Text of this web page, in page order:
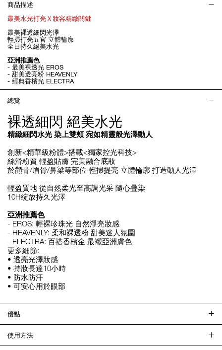
商品描述
最美水光打亮Ｘ妝容精緻關鍵
最美裸透細閃光澤
輕掃打亮五官 立體輪廓
全日持久絕美水光
亞洲推薦色
- 最美裸透光 EROS
- 甜美透亮粉 HEAVENLY
- 經典香檳光 ELECTRA
總覽
裸透細閃 絕美水光
精緻細閃水光 染上雙頰 宛如精靈般光澤動人
創新<精華級粉體>搭載<獨家控光科技>
絲滑粉質 輕盈貼膚 完美融合底妝
於顴骨/眉骨/鼻梁等部位 輕掃提亮 立體輪廓 打造動人光澤
輕盈質地 從自然柔光至高調光采 隨心疊染
10H綻放持久光澤
亞洲推薦色
- EROS: 輕裸珍珠光 自然淨亮妝感
- HEAVENLY: 柔和裸透粉 甜美迷人氛圍
- ELECTRA: 百搭香檳金 最襯亞洲膚色
更多細節:
• 透亮光澤妝感
• 持妝長達10小時
• 防水防汗
• 可安心用於眼部
優點
使用方法